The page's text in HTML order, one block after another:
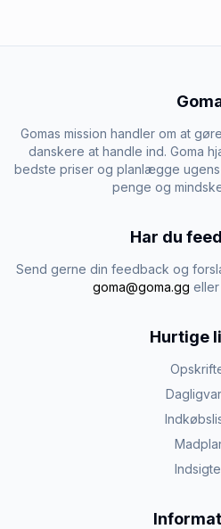
Gomas mission handler om at
danskere at handle ind. Goma
bedste priser og planlægge
penge og
Har du
Send gerne din feedback og
goma@goma.gg eller
Hurtige